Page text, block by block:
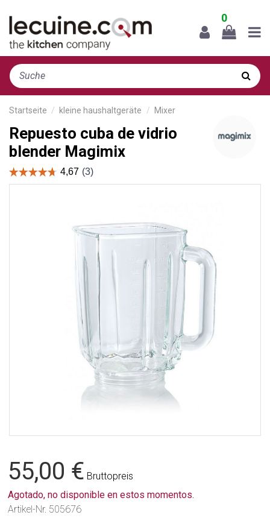
0
Startseite kleine haushaltgeräte Mixer
Repuesto cuba de vidrio
blender Magimix
55,00 € Bruttopreis
Agotado, no disponible en estos momentos.
Artikel-Nr. 505676